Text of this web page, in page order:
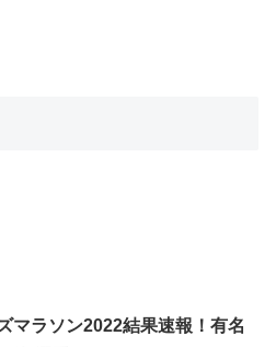
マラソン2022結果速報！有名